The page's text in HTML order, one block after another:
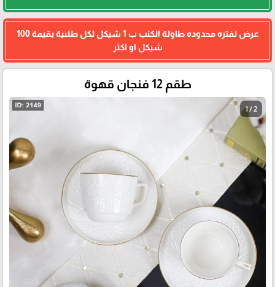
عرض لفتره محدوده طاولة الكنب ب 1 شيكل لكل طلبية بقيمة 100
شيكل او اكثر
طقم 12 فنجان قهوة
1 / 2